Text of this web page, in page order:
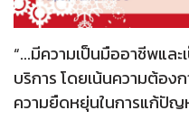
“...มีความเป็นมืออาชีพและ
บริการ โดยเน้นความต้อง
ความยืดหยุ่นในการแก้ปัญ